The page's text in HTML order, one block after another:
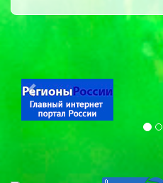
Previous